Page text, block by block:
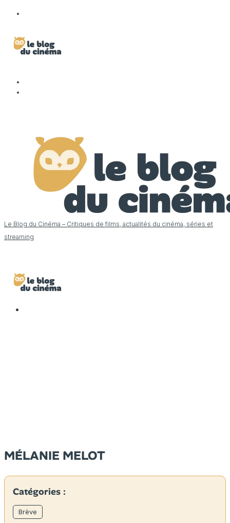
Le Blog du Cinéma – Critiques de films, actualités du cinéma, séries et
streaming
MÉLANIE MELOT
Catégories :
Brève